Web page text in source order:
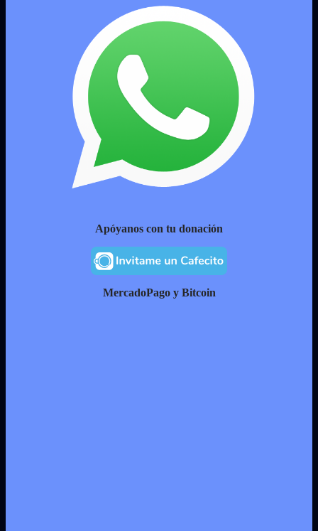
Apóyanos con tu donación
MercadoPago y Bitcoin